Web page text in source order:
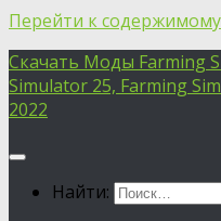
Перейти к содержимому
Скачать Моды Farming
Simulator 25, Farming
2022
Найти: